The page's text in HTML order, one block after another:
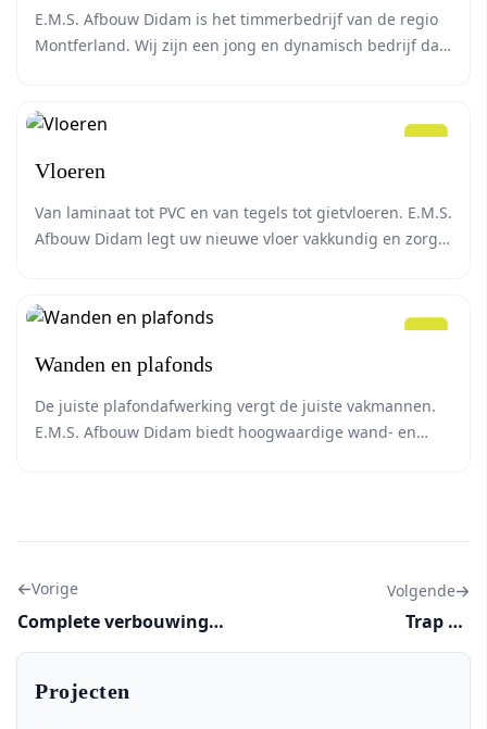
Projecten
E.M.S. Afbouw Didam is het timmerbedrijf van de regio
Montferland. Wij zijn een jong en dynamisch bedrijf dat
Vloeren
Van laminaat tot PVC en van tegels tot gietvloeren. E.M.S.
Afbouw Didam legt uw nieuwe vloer vakkundig en zorgt
Wanden en plafonds
De juiste plafondafwerking vergt de juiste vakmannen.
E.M.S. Afbouw Didam biedt hoogwaardige wand- en
Vorige
Complete verbouwing
Ottho Gerhard
Helderingstichting
Zetten.
Volgende
Trap bij
gezondheidscentrum